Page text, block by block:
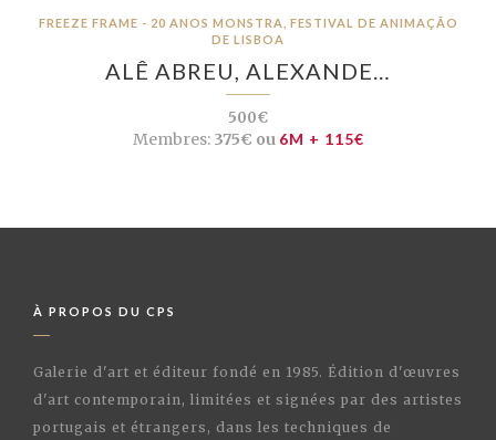
FREEZE FRAME - 20 ANOS MONSTRA, FESTIVAL DE ANIMAÇÃO
DE LISBOA
ALÊ ABREU, ALEXANDE…
500€
Membres:375€ ou 6M + 115€
À PROPOS DU CPS
Galerie d'art et éditeur fondé en 1985. Édition d'œuvres
d'art contemporain, limitées et signées par des artistes
portugais et étrangers, dans les techniques de